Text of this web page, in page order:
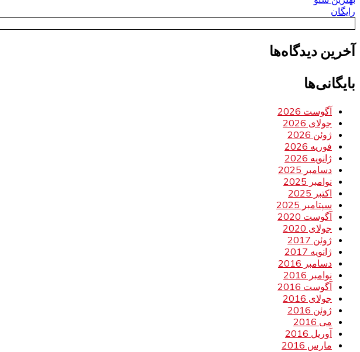
رایگان
آخرین دیدگاه‌ها
بایگانی‌ها
آگوست 2026
جولای 2026
ژوئن 2026
فوریه 2026
ژانویه 2026
دسامبر 2025
نوامبر 2025
اکتبر 2025
سپتامبر 2025
آگوست 2020
جولای 2020
ژوئن 2017
ژانویه 2017
دسامبر 2016
نوامبر 2016
آگوست 2016
جولای 2016
ژوئن 2016
می 2016
آوریل 2016
مارس 2016